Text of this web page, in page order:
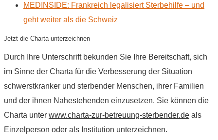
MEDINSIDE: Frankreich legalisiert Sterbehilfe – und
geht weiter als die Schweiz
Jetzt die Charta unterzeichnen
Durch Ihre Unterschrift bekunden Sie Ihre Bereitschaft, sich
im Sinne der Charta für die Verbesserung der Situation
schwerstkranker und sterbender Menschen, ihrer Familien
und der ihnen Nahestehenden einzusetzen. Sie können die
Charta unter www.charta-zur-betreuung-sterbender.de als
Einzelperson oder als Institution unterzeichnen.